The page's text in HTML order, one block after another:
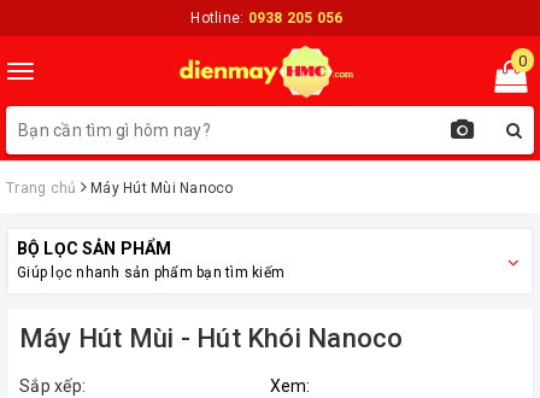
Hotline: 0938 205 056
Toggle
navigation
0
Trang chủ Máy Hút Mùi Nanoco
BỘ LỌC SẢN PHẨM
Giúp lọc nhanh sản phẩm bạn tìm kiếm
Máy Hút Mùi - Hút Khói Nanoco
Sắp xếp:
Xem: